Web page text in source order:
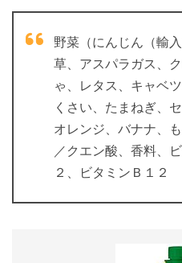
野菜（にんじん（輸
草、アスパラガス、
ゃ、レタス、キャベ
くさい、たまねぎ、
オレンジ、バナナ、
／クエン酸、香料、
２、ビタミンＢ１２